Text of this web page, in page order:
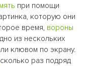
при помощи
которую они
время, вороны
из нескольких
клювом по экрану.
раз подряд